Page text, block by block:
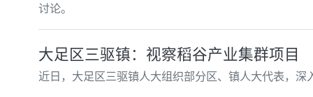
讨论。
大足区三驱镇：视察稻谷产业集群项目
近日，大足区三驱镇人大组织部分区、镇人大代表，